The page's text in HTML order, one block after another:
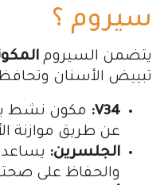
سيروم ؟
يتضمن السيروم
تبييض الأسنان
V34:
مكون نشط
عن طريق موازنة
الجلسرين: يساعد
والحفاظ على